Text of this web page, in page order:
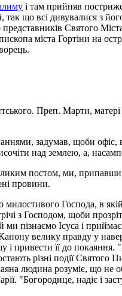
і там прийняв
що всі дивувалися з
Святого
міста Гортіни на
Преп. Марти,
задумав, щоби
над землею, а,
постом, ми,
провини.
Господа, в
з Господом, щоби
ми пізнаємо Ісуса і
велику правду у
привести її до
різні події
людина розуміє, що не
"Богородице, надіє і